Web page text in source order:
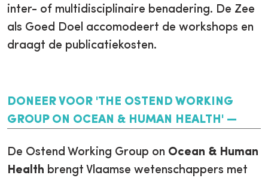
inter- of multidisciplinaire benadering. De Zee
als Goed Doel accomodeert de workshops en
draagt de publicatiekosten.
DONEER VOOR 'THE OSTEND WORKING
GROUP ON OCEAN & HUMAN HEALTH'
De Ostend Working Group on Ocean & Human
Health brengt Vlaamse wetenschappers met